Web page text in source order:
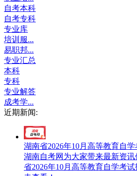
自考本科
自考专科
专业库
培训服...
易职邦...
专业汇总
本科
专科
专业解答
成考学...
近期新闻:
湖南省2026年10月高等教育自
湖南自考网为大家带来最新资
省2026年10月高等教育自学考